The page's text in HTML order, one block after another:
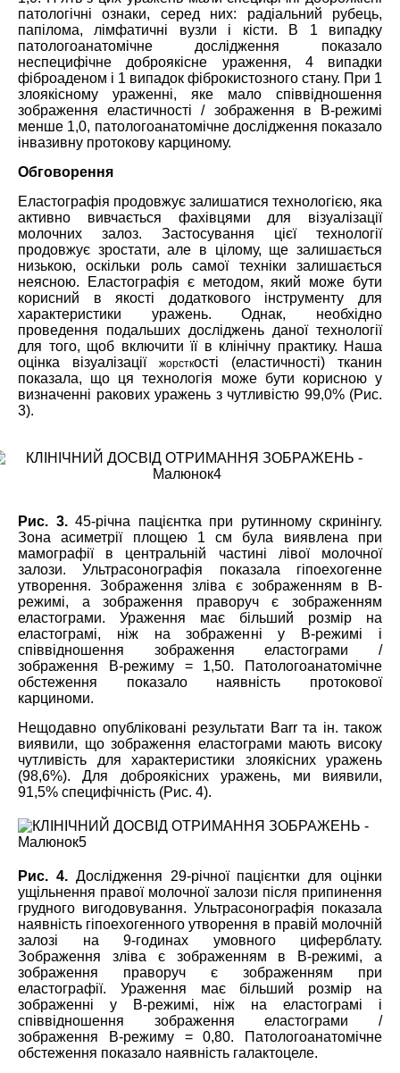
патологічні ознаки, серед них: радіальний рубець,
папілома, лімфатичні вузли і кісти. В 1 випадку
патологоанатомічне дослідження показало
неспецифічне доброякісне ураження, 4 випадки
фіброаденом і 1 випадок фіброкистозного стану. При 1
злоякісному ураженні, яке мало співвідношення
зображення еластичності / зображення в В-режимі
менше 1,0, патологоанатомічне дослідження показало
інвазивну протокову карциному.
Обговорення
Еластографія продовжує залишатися технологією, яка
активно вивчається фахівцями для візуалізації
молочних залоз. Застосування цієї технології
продовжує зростати, але в цілому, ще залишається
низькою, оскільки роль самої техніки залишається
неясною. Еластографія є методом, який може бути
корисний в якості додаткового інструменту для
характеристики уражень. Однак, необхідно
проведення подальших досліджень даної технології
для того, щоб включити її в клінічну практику. Наша
оцінка візуалізації
жорсткості (еластичності) тканин
показала, що ця технологія може бути корисною у
визначенні ракових уражень з чутливістю 99,0% (Рис.
3).
Рис. 3.45-річна пацієнтка при рутинному скринінгу.
Зона асиметрії площею 1 см була виявлена при
мамографії в центральній частині лівої молочної
залози. Ультрасонографія показала гіпоехогенне
утворення. Зображення зліва є зображенням в B-
режимі, а зображення праворуч є зображенням
еластограми. Ураження має більший розмір на
еластограмі, ніж на зображенні у В-режимі і
співвідношення зображення еластограми /
зображення В-режиму = 1,50. Патологоанатомічне
обстеження показало наявність протокової
карциноми.
Нещодавно опубліковані результати Barr та ін. також
виявили, що зображення еластограми мають високу
чутливість для характеристики злоякісних уражень
(98,6%). Для доброякісних уражень, ми виявили,
91,5% специфічність (Рис. 4).
Рис. 4.Дослідження 29-річної пацієнтки для оцінки
ущільнення правої молочної залози після припинення
грудного вигодовування. Ультрасонографія показала
наявність гіпоехогенного утворення в правій молочній
залозі на 9-годинах умовного циферблату.
Зображення зліва є зображенням в B-режимі, а
зображення праворуч є зображенням при
еластографії. Ураження має більший розмір на
зображенні у В-режимі, ніж на еластограмі і
співвідношення зображення еластограми /
зображення В-режиму = 0,80. Патологоанатомічне
обстеження показало наявність галактоцеле.